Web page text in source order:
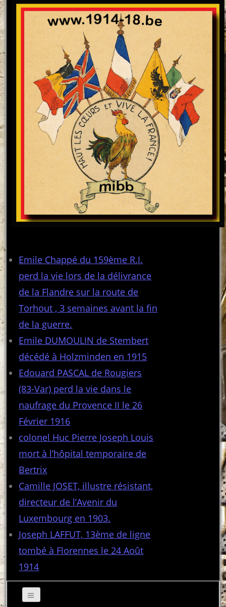
Emile Chappé du 159ème R.I.
perd la vie lors de la délivrance
de la Flandre sur la route de
Torhout , 3 semaines avant la fin
de la guerre.
Emile DUMOULIN de Stembert
décédé à Holzminden en 1915
Edouard PASCAL de Rougiers
(83-Var) perd la vie dans le
naufrage du Provence II le 26
Février 1916
colonel Huc Pierre Joseph Louis
mort à l’hôpital temporaire de
Bertrix
Camille JOSET, illustre résistant,
directeur de l’Avenir du
Luxembourg en 1903.
Joseph LAFFUT, 13ème de ligne
tombé à Florennes le 24 Août
1914